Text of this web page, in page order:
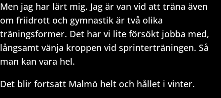
Men jag har lärt mig. Jag är van vid att träna även
om friidrott och gymnastik är två olika
träningsformer. Det har vi lite försökt jobba med,
långsamt vänja kroppen vid sprinterträningen. Så
man kan vara hel.
Det blir fortsatt Malmö helt och hållet i vinter.